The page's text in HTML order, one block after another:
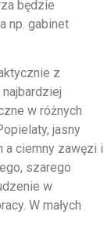
będzie
np. gabinet
z
w różnych
jasny
a ciemny zawęzi i
szarego
w
W małych